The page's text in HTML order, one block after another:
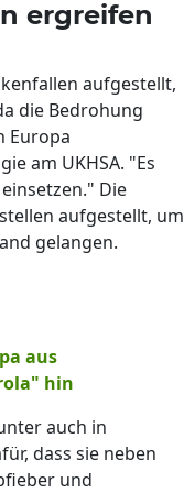
ergreifen
aufgestellt,
die Bedrohung
Europa
am UKHSA. "Es
Die
aufgestellt, um
gelangen.
aus
hin
auch in
dass sie neben
und